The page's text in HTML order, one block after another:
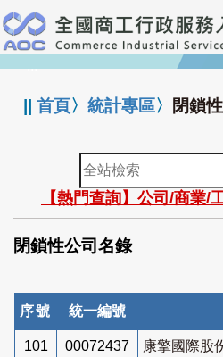
跳
到
主
要
:::
||首頁〉統計專區〉 閉鎖
全
站
檢
索
【熱門查詢】公司/商業/
閉鎖性公司名錄
序號 統一編號
101 00072437 康擎國際股